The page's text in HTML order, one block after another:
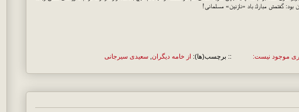
گفتمش مبارك باد «نازنین» مسلمانی!
موجود نیست: :: برچسب(ها): از خامه دیگران سعیدی سیرجانی